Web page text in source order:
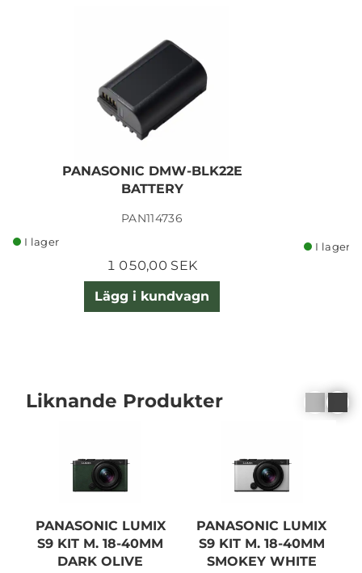
PANASONIC DMW-BLK22E
BATTERY
PAN114736
I lager
1 050,00 SEK
Lägg i kundvagn
I lager
Liknande Produkter
PANASONIC LUMIX
S9 KIT M. 18-40MM
DARK OLIVE
PANASONIC LUMIX
S9 KIT M. 18-40MM
SMOKEY WHITE